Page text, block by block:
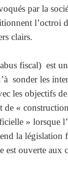
par la
l’octroi
clairs.
fiscal) est
sonder les
les objectifs
de «
» lorsque
la législation
est ouverte